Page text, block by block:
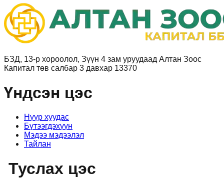
БЗД, 13-р хороолол, Зүүн 4 зам уруудаад Алтан Зоос
Капитал төв салбар 3 давхар 13370
Үндсэн цэс
Нүүр хуудас
Бүтээгдэхүүн
Мэдээ мэдээлэл
Тайлан
Туслах цэс